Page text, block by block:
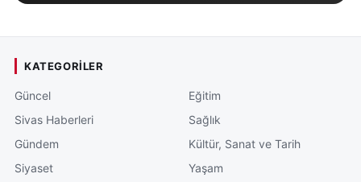
KATEGORILER
Güncel
Sivas Haberleri
Gündem
Siyaset
Eğitim
Sağlık
Kültür, Sanat ve Tarih
Yaşam